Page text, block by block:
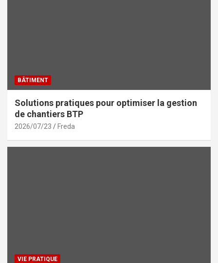
BÂTIMENT
Solutions pratiques pour optimiser la gestion
de chantiers BTP
2026/07/23 Freda
VIE PRATIQUE